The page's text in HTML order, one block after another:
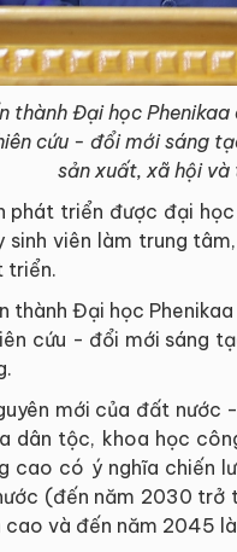
thành Đại học
cứu - đổi mới sáng
sản xuất, xã hội
phát triển được đại
sinh viên làm trung
triển.
thành Đại học
cứu - đổi mới sáng
mới của đất nước
dân tộc, khoa học
cao có ý nghĩa chiến
(đến năm 2030 trở
cao và đến năm 2045